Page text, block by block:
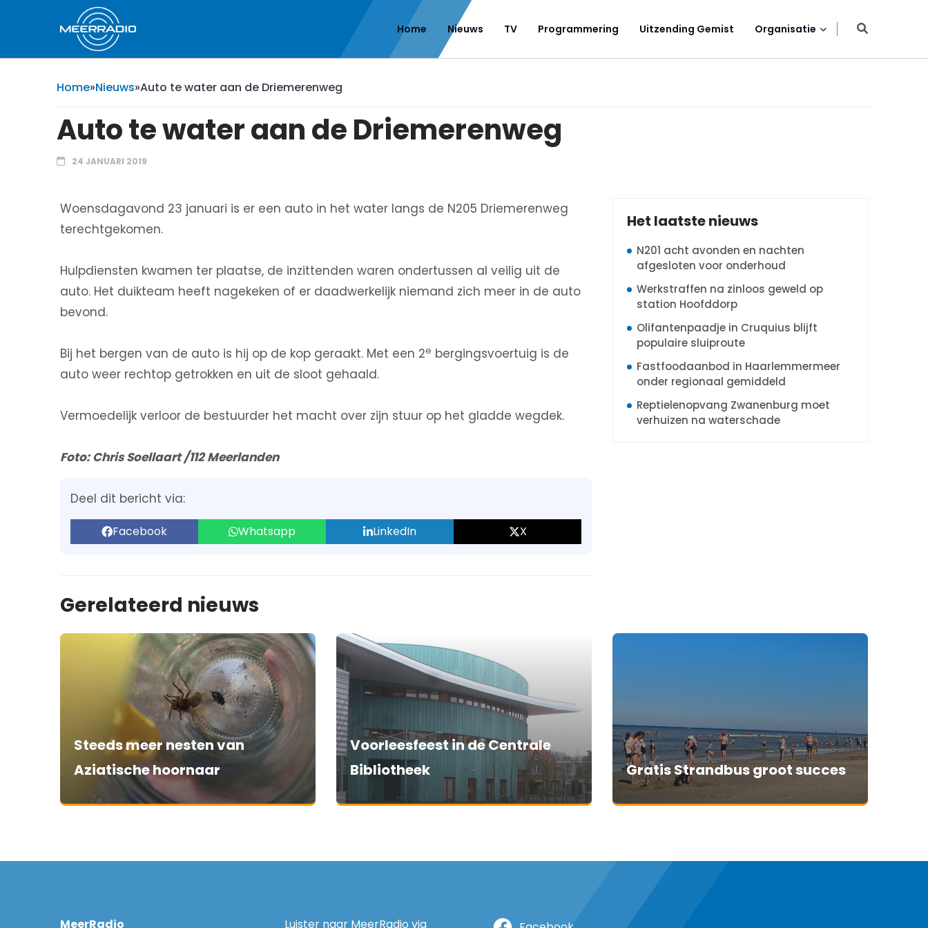
Home Nieuws TV Programmering Uitzending Gemist Organisatie
Home»Nieuws»Auto te water aan de Driemerenweg
Auto te water aan de Driemerenweg
24 JANUARI 2019
Woensdagavond 23 januari is er een auto in het water langs de N205 Driemerenweg
terechtgekomen.
Hulpdiensten kwamen ter plaatse, de inzittenden waren ondertussen al veilig uit de
auto. Het duikteam heeft nagekeken of er daadwerkelijk niemand zich meer in de auto
bevond.
Bij het bergen van de auto is hij op de kop geraakt. Met een 2e bergingsvoertuig is de
auto weer rechtop getrokken en uit de sloot gehaald.
Vermoedelijk verloor de bestuurder het macht over zijn stuur op het gladde wegdek.
Foto: Chris Soellaart /112 Meerlanden
Deel dit bericht via:
Facebook Whatsapp LinkedIn X
Het laatste nieuws
N201 acht avonden en nachten
afgesloten voor onderhoud
Werkstraffen na zinloos geweld op
station Hoofddorp
Olifantenpaadje in Cruquius blijft
populaire sluiproute
Fastfoodaanbod in Haarlemmermeer
onder regionaal gemiddeld
Reptielenopvang Zwanenburg moet
verhuizen na waterschade
Gerelateerd nieuws
Steeds meer nesten van
Aziatische hoornaar
Voorleesfeest in de Centrale
Bibliotheek
Gratis Strandbus groot succes
MeerRadio Luister naar MeerRadio via